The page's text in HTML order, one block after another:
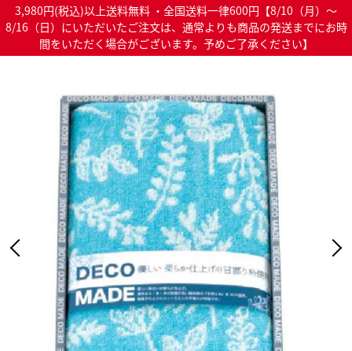
3,980円(税込)以上送料無料 ・全国送料一律600円【8/10（月）～
8/16（日）にいただいたご注文は、通常よりも商品の発送までにお時
間をいただく場合がございます。予めご了承ください】